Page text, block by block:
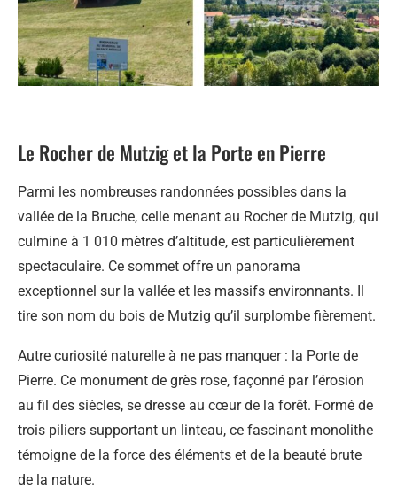
Le Rocher de Mutzig et la Porte en Pierre
Parmi les nombreuses randonnées possibles dans la
vallée de la Bruche, celle menant au Rocher de Mutzig, qui
culmine à 1 010 mètres d’altitude, est particulièrement
spectaculaire. Ce sommet offre un panorama
exceptionnel sur la vallée et les massifs environnants. Il
tire son nom du bois de Mutzig qu’il surplombe fièrement.
Autre curiosité naturelle à ne pas manquer : la Porte de
Pierre. Ce monument de grès rose, façonné par l’érosion
au fil des siècles, se dresse au cœur de la forêt. Formé de
trois piliers supportant un linteau, ce fascinant monolithe
témoigne de la force des éléments et de la beauté brute
de la nature.